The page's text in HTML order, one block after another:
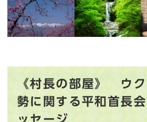
《村長の部屋》 ウ
勢に関する平和首長
ッセージ